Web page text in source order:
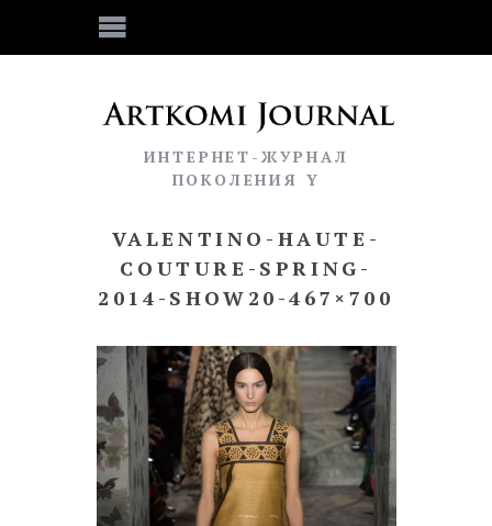
ИНТЕРНЕТ-ЖУРНАЛ
ПОКОЛЕНИЯ Y
VALENTINO-HAUTE-
COUTURE-SPRING-
2014-SHOW20-467×700